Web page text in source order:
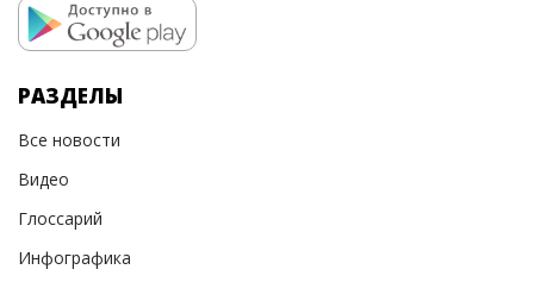
РАЗДЕЛЫ
Все новости
Видео
Глоссарий
Инфографика